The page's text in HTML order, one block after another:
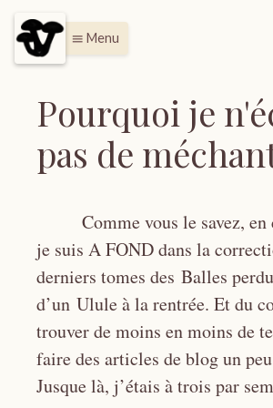
menu Menu
Pourquoi je
pas de
Comme vous le savez,
je suis A FOND dans la
derniers tomes des Balles
d’un Ulule à la rentrée. Et du
trouver de moins en moins de
faire des articles de blog un
Jusque là, j’étais à trois par